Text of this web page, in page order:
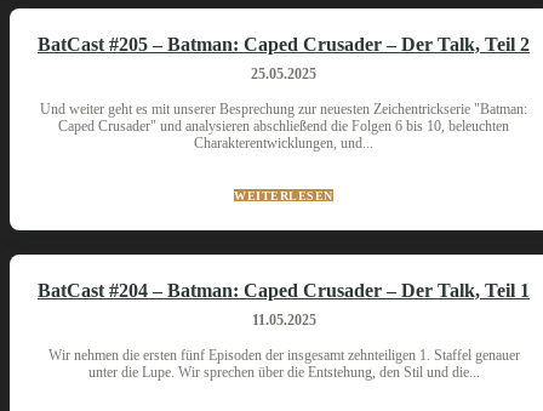
BatCast #205 – Batman: Caped Crusader – Der Talk, Teil 2
25.05.2025
Und weiter geht es mit unserer Besprechung zur neuesten Zeichentrickserie "Batman:
Caped Crusader" und analysieren abschließend die Folgen 6 bis 10, beleuchten
Charakterentwicklungen, und...
WEITERLESEN
BatCast #204 – Batman: Caped Crusader – Der Talk, Teil 1
11.05.2025
Wir nehmen die ersten fünf Episoden der insgesamt zehnteiligen 1. Staffel genauer
unter die Lupe. Wir sprechen über die Entstehung, den Stil und die...